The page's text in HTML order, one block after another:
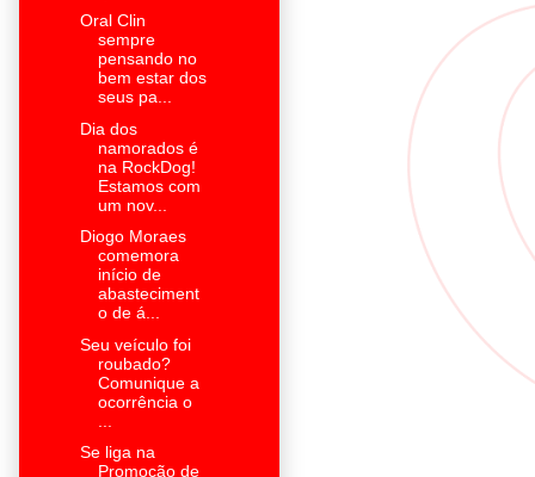
Oral Clin
sempre
pensando no
bem estar dos
seus pa...
Dia dos
namorados é
na RockDog!
Estamos com
um nov...
Diogo Moraes
comemora
início de
abasteciment
o de á...
Seu veículo foi
roubado?
Comunique a
ocorrência o
Se liga na
Promoção de